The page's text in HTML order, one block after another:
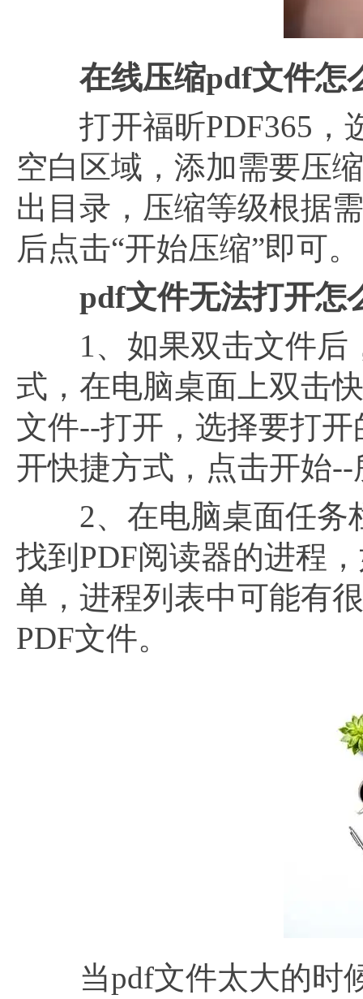
在线压缩pdf文件怎
打开福昕PDF365，
空白区域，添加需要压
出目录，压缩等级根据
后点击“开始压缩”即可。
pdf文件无法打开怎
1、如果双击文件后
式，在电脑桌面上双击
文件--打开，选择要打
开快捷方式，点击开始
2、在电脑桌面任务
找到PDF阅读器的进程
单，进程列表中可能有
PDF文件。
当pdf文件太大的时候